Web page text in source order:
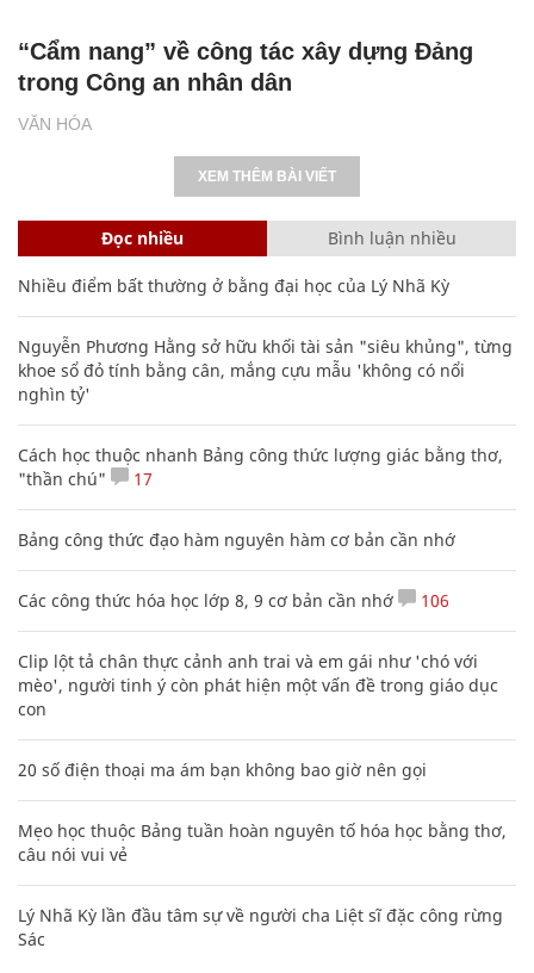
VĂN HÓA
“Cẩm nang” về công tác xây dựng Đảng
trong Công an nhân dân
XEM THÊM BÀI VIẾT
Đọc nhiều Bình luận nhiều
Nhiều điểm bất thường ở bằng đại học của Lý Nhã Kỳ
Nguyễn Phương Hằng sở hữu khối tài sản "siêu khủng", từng
khoe sổ đỏ tính bằng cân, mắng cựu mẫu 'không có nổi
nghìn tỷ'
Cách học thuộc nhanh Bảng công thức lượng giác bằng thơ,
"thần chú"
17
Bảng công thức đạo hàm nguyên hàm cơ bản cần nhớ
Các công thức hóa học lớp 8, 9 cơ bản cần nhớ 106
Clip lột tả chân thực cảnh anh trai và em gái như 'chó với
mèo', người tinh ý còn phát hiện một vấn đề trong giáo dục
con
20 số điện thoại ma ám bạn không bao giờ nên gọi
Mẹo học thuộc Bảng tuần hoàn nguyên tố hóa học bằng thơ,
câu nói vui vẻ
Lý Nhã Kỳ lần đầu tâm sự về người cha Liệt sĩ đặc công rừng
Sác